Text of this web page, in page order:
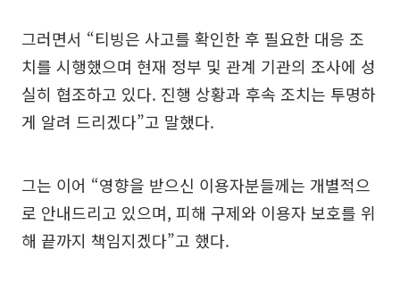
그러면서 “티빙은 사고를 확인한 후 필요한 대응 조
치를 시행했으며 현재 정부 및 관계 기관의 조사에 성
실히 협조하고 있다. 진행 상황과 후속 조치는 투명하
게 알려 드리겠다”고 말했다.
그는 이어 “영향을 받으신 이용자분들께는 개별적으
로 안내드리고 있으며, 피해 구제와 이용자 보호를 위
해 끝까지 책임지겠다”고 했다.